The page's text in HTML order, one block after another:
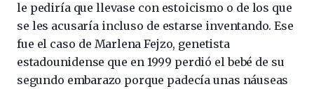
le pediría que llevase con estoicismo o de los que
se les acusaría incluso de estarse inventando. Ese
fue el caso de Marlena Fejzo, genetista
estadounidense que en 1999 perdió el bebé de su
segundo embarazo porque padecía unas náuseas